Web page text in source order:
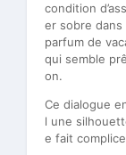
condition
er sobre dans
parfum de
qui semble
on.
Ce dialogue
l une
e fait